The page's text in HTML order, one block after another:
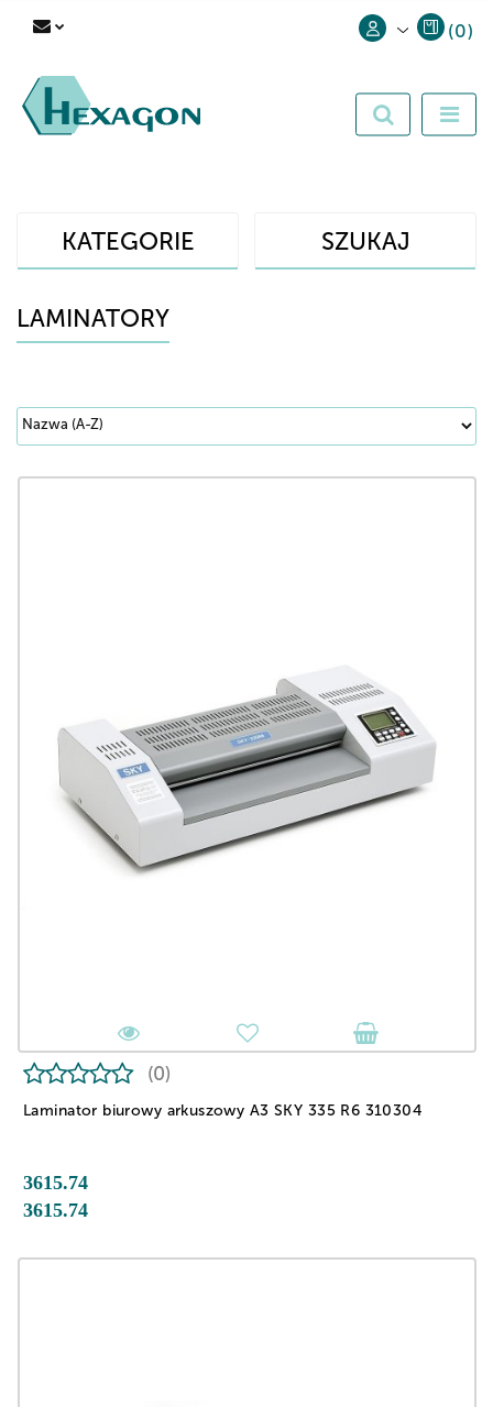
Zarejestruj się
(0)
KATEGORIE SZUKAJ
LAMINATORY
Laminator biurowy arkuszowy A3 SKY 335 R6 310304
(0)
3615.74
3615.74